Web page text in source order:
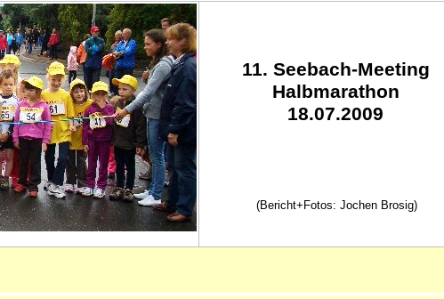
11. Seebach-Meeting
Halbmarathon
18.07.2009
(Bericht+Fotos: Jochen Brosig)